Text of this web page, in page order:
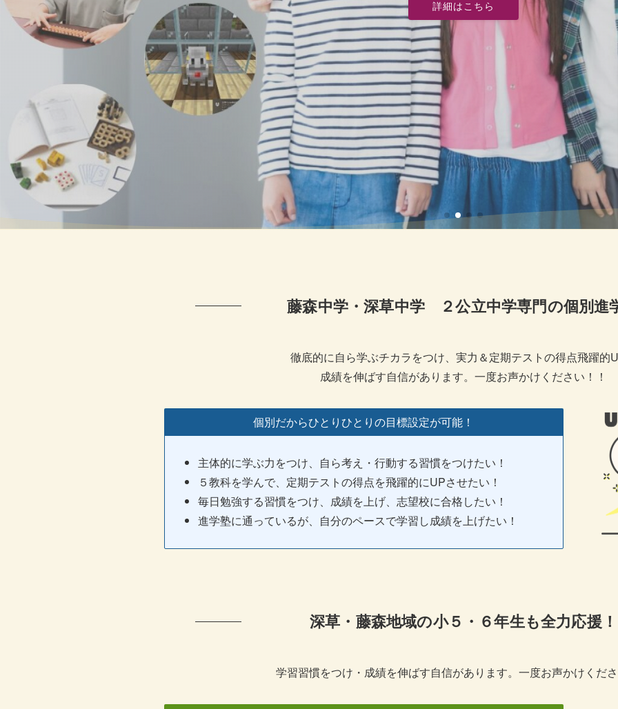
夏期講習はこちら
詳細はこちら
詳細はこちら
夏期講習はこちら
藤森中学・深草中学 ２公立中学専門の個別進
徹底的に自ら学ぶチカラをつけ、実力＆定期テストの得点飛躍的
成績を伸ばす自信があります。一度お声かけください！！
個別だからひとりひとりの目標設定が可能！
主体的に学ぶ力をつけ、自ら考え・行動する習慣をつけたい！
５教科を学んで、定期テストの得点を飛躍的にUPさせたい！
毎日勉強する習慣をつけ、成績を上げ、志望校に合格したい！
進学塾に通っているが、自分のペースで学習し成績を上げたい！
深草・藤森地域の小５・６年生も全力応援！
学習習慣をつけ・成績を伸ばす自信があります。一度お声かけくだ